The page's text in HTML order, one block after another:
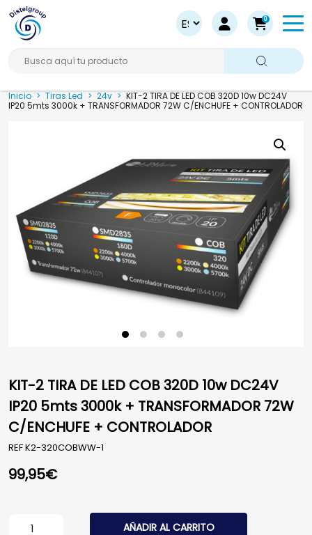
0
Busca aquí tu producto
Inicio > Tiras Led > 24v > KIT-2 TIRA DE LED COB 320D 10w DC24V
IP20 5mts 3000k + TRANSFORMADOR 72W C/ENCHUFE + CONTROLADOR
KIT-2 TIRA DE LED COB 320D 10w DC24V
IP20 5mts 3000k + TRANSFORMADOR 72W
C/ENCHUFE + CONTROLADOR
REFK2-320COBWW-1
99,95€
KIT-2 TIRA DE LED COB 320D 10w DC24V IP20 5mts
AÑADIR AL CARRITO